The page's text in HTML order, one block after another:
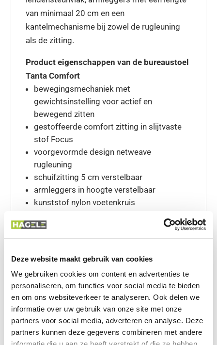
Deze website maakt gebruik van cookies
We gebruiken cookies om content en advertenties te
personaliseren, om functies voor social media te bieden
en om ons websiteverkeer te analyseren. Ook delen we
informatie over uw gebruik van onze site met onze
partners voor social media, adverteren en analyse. Deze
partners kunnen deze gegevens combineren met andere
van minimaal 20 cm en een
kantelmechanisme bij zowel de rugleuning
als de zitting.
Product eigenschappen van de bureaustoel
Tanta Comfort
bewegingsmechaniek met
gewichtsinstelling voor actief en
bewegend zitten
gestoffeerde comfort zitting in slijtvaste
stof Focus
voorgevormde design netweave
rugleuning
schuifzitting 5 cm verstelbaar
armleggers in hoogte verstelbaar
kunststof nylon voetenkruis
zachte wielen
zwart
Gestoffeerde comfort zitting kleur zwart
Kunststof nylon voetenkruis kleur zwart
De Garantie